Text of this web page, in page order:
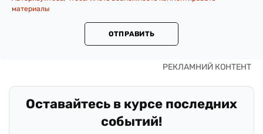
материалы
ОТПРАВИТЬ
Оставайтесь в курсе последних
событий!